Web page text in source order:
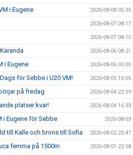
i Eugene 2026-08-08 05:35
2026-08-07 08:17
2026-08-07 08:10
2026-08-06 08:21
i Eugene 2026-08-06 05:00
för Sebbe i U20 VM! 2026-08-05 10:05
på fredag 2026-08-04 22:59
platser kvar! 2026-08-04 16:33
i Eugene för Sebbe 2026-08-03
till Kalle och brons till Sofia 2026-08-02 23:47
femma på 1500m 2026-08-01 22:58